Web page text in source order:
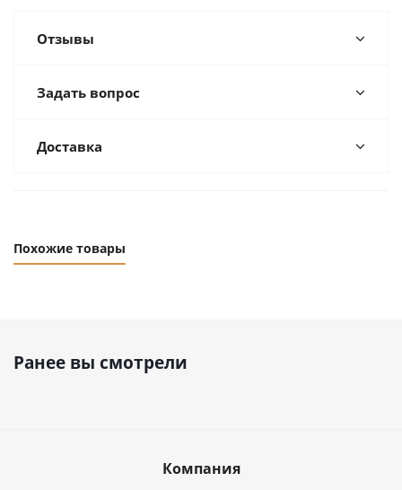
Отзывы
Задать вопрос
Доставка
Похожие товары
Ранее вы смотрели
Компания